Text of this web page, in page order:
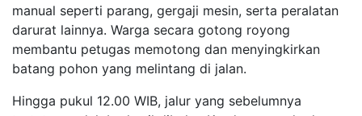
manual seperti parang, gergaji mesin, serta peralatan
darurat lainnya. Warga secara gotong royong
membantu petugas memotong dan menyingkirkan
batang pohon yang melintang di jalan.
Hingga pukul 12.00 WIB, jalur yang sebelumnya